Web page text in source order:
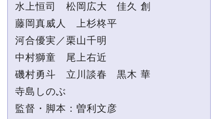
水上恒司 松岡広大 佳久 創
藤岡真威人 上杉柊平
河合優実／栗山千明
中村獅童 尾上右近
磯村勇斗 立川談春 黒木 華
寺島しのぶ
監督・脚本：曽利文彦